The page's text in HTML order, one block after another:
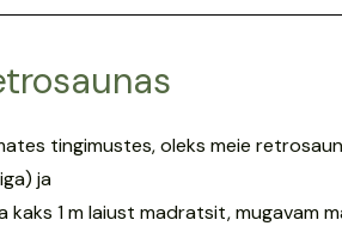
tingimustes, oleks meie
ja
1 m laiust madratsit, mugavam